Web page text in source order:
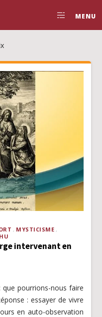
MENU
MYSTICISME
intervenant en
pourrions-nous faire
: essayer de vivre
en auto-observation